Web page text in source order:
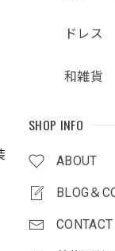
ドレス
和雑貨
SHOP INFO
ABOUT
BLOG＆
CONTACT